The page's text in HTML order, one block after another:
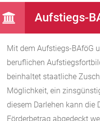
Aufstiegs-
Mit dem Aufstiegs-BAföG
beruflichen
beinhaltet staatliche
Möglichkeit, ein
diesem Darlehen kann
Förderbetrag abgedeckt